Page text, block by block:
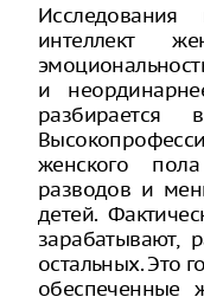
интеллект
и
разбирается
женского
разводов и
детей.
зарабатывают,
остальных. Это